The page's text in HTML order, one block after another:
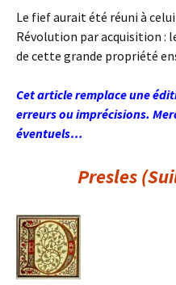
Le fief aurait été réuni à celui
Révolution par acquisition
de cette grande propriété
Cet article remplace une
erreurs ou imprécisions.
éventuels…
Presles